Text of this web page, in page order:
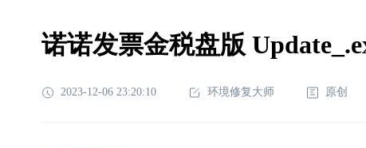
诺诺发票金税盘版
2023-12-06 23:20:10 环境修复大师 原创